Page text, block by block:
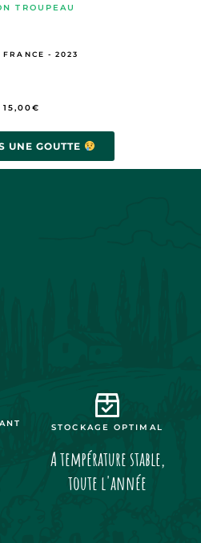
TROUPEAU
FRANCE - 2023
15,00€
UNE GOUTTE
STOCKAGE OPTIMAL
A température stable,
toute l'année